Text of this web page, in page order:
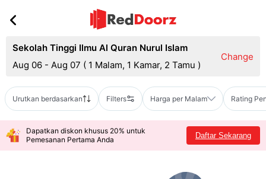
Sekolah Tinggi Ilmu Al Quran Nurul Islam
Aug 06 - Aug 07 ( 1 Malam, 1 Kamar, 2 Tamu )
Change
Urutkan berdasarkan Filters Harga per Malam Rating
Dapatkan diskon khusus 20% untuk
Pemesanan Pertama Anda
Daftar Sekarang